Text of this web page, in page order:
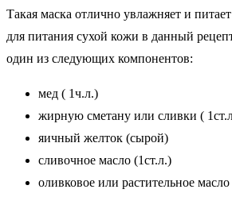
Такая маска отлично увлажняет и
для питания сухой кожи в данный
один из следующих компонентов:
мед ( 1ч.л.)
жирную сметану или сливки (
яичный желток (сырой)
сливочное масло (1ст.л.)
оливковое или растительное масло